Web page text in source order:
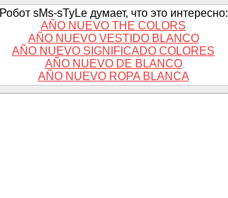
Робот sMs-sTyLe думает, что это интересно:
AÑO NUEVO THE COLORS
AÑO NUEVO VESTIDO BLANCO
AÑO NUEVO SIGNIFICADO COLORES
AÑO NUEVO DE BLANCO
AÑO NUEVO ROPA BLANCA